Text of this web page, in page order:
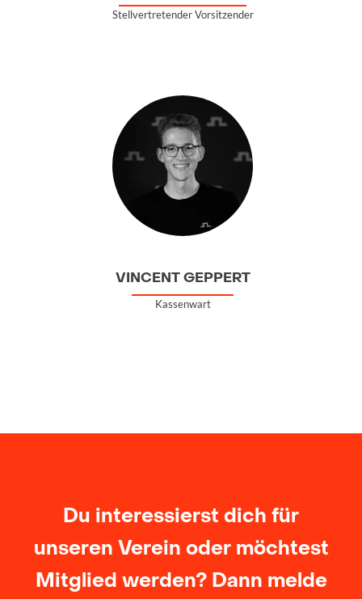
Stellvertretender Vorsitzender
VINCENT GEPPERT
Kassenwart
Du interessierst dich für
unseren Verein oder möchtest
Mitglied werden? Dann melde